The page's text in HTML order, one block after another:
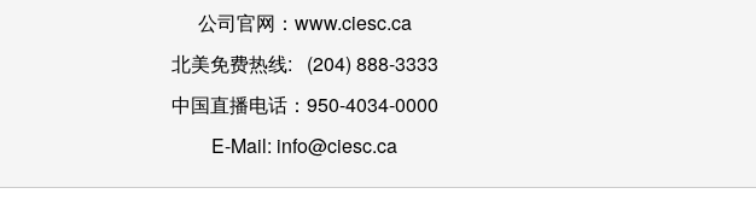
公司官网：www.ciesc.ca
北美免费热线:   (204) 888-3333
中国直播电话：950-4034-0000
E-Mail: info@ciesc.ca